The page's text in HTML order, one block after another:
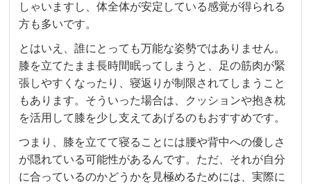
しゃいますし、体全体が安定している感覚が得られる
方も多いです。
とはいえ、誰にとっても万能な姿勢ではありません。
膝を立てたまま長時間眠ってしまうと、足の筋肉が緊
張しやすくなったり、寝返りが制限されてしまうこと
もあります。そういった場合は、クッションや抱き枕
を活用して膝を少し支えてあげるのもおすすめです。
つまり、膝を立てて寝ることには腰や背中への優しさ
が隠れている可能性があるんです。ただ、それが自分
に合っているのかどうかを見極めるためには、実際に